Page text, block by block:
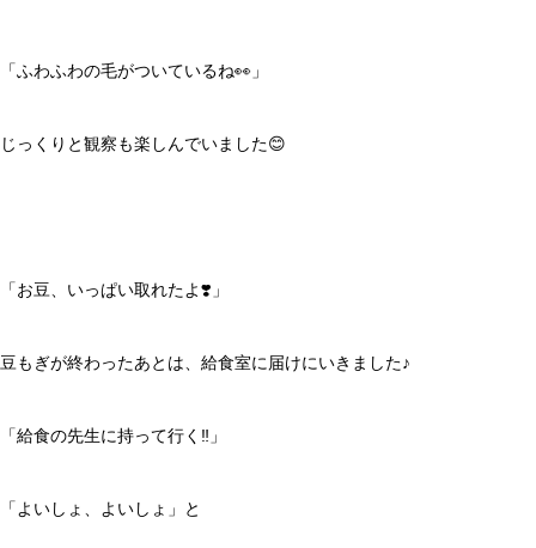
「ふわふわの毛がついているね👀」
じっくりと観察も楽しんでいました😊
「お豆、いっぱい取れたよ❣️」
豆もぎが終わったあとは、給食室に届けにいきました♪
「給食の先生に持って行く‼️」
「よいしょ、よいしょ」と